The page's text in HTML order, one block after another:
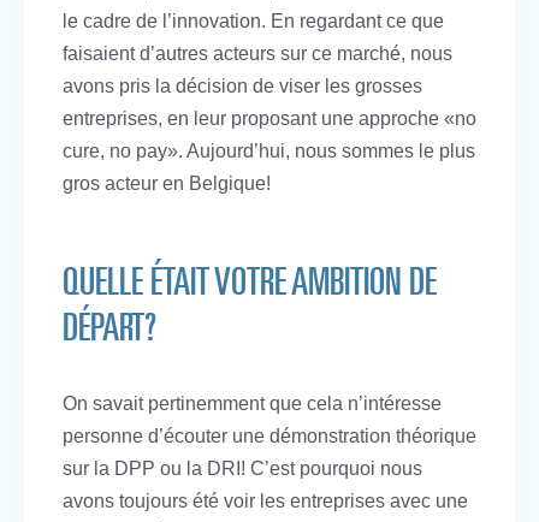
le cadre de l’innovation. En regardant ce que
faisaient d’autres acteurs sur ce marché, nous
avons pris la décision de viser les grosses
entreprises, en leur proposant une approche «no
cure, no pay». Aujourd’hui, nous sommes le plus
gros acteur en Belgique!
QUELLE ÉTAIT VOTRE AMBITION DE
DÉPART?
On savait pertinemment que cela n’intéresse
personne d’écouter une démonstration théorique
sur la DPP ou la DRI! C’est pourquoi nous
avons toujours été voir les entreprises avec une